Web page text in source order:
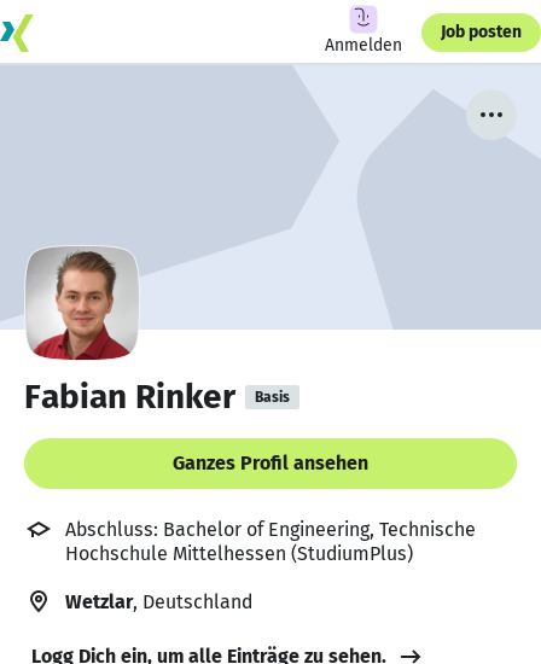
Anmelden
Job posten
Fabian Rinker Basis
Ganzes Profil ansehen
Abschluss: Bachelor of Engineering, Technische
Hochschule Mittelhessen (StudiumPlus)
Wetzlar, Deutschland
Logg Dich ein, um alle Einträge zu sehen.